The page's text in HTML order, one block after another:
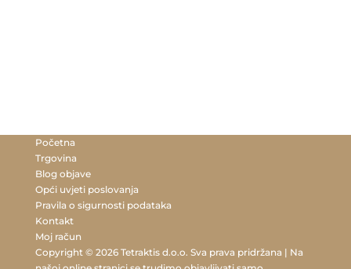
Početna
Trgovina
Blog objave
Opći uvjeti poslovanja
Pravila o sigurnosti podataka
Kontakt
Moj račun
Copyright © 2026 Tetraktis d.o.o. Sva prava pridržana | Na